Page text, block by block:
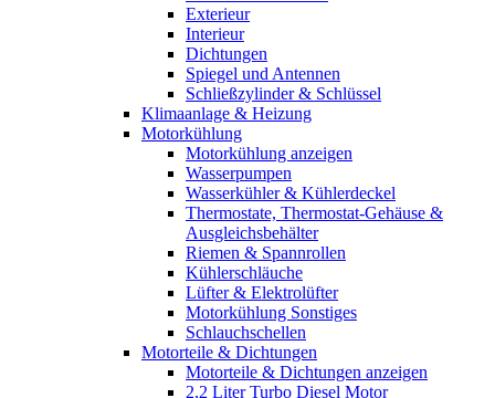
Exterieur
Interieur
Dichtungen
Spiegel und Antennen
Schließzylinder & Schlüssel
Klimaanlage & Heizung
Motorkühlung
Motorkühlung anzeigen
Wasserpumpen
Wasserkühler & Kühlerdeckel
Thermostate, Thermostat-Gehäuse &
Ausgleichsbehälter
Riemen & Spannrollen
Kühlerschläuche
Lüfter & Elektrolüfter
Motorkühlung Sonstiges
Schlauchschellen
Motorteile & Dichtungen
Motorteile & Dichtungen anzeigen
2,2 Liter Turbo Diesel Motor